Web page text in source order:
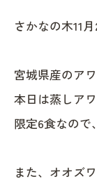
さかなの木11
宮城県産のア
本日は蒸しア
限定6食なので
また、オオズ